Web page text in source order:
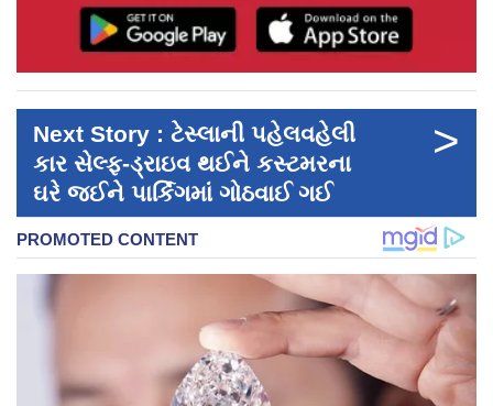
Next Story : ટેસ્લાની પહેલવહેલી
કાર સેલ્ફ-ડ્રાઇવ થઈને કસ્ટમરના
ઘરે જઈને પાર્કિંગમાં ગોઠવાઈ ગઈ
>